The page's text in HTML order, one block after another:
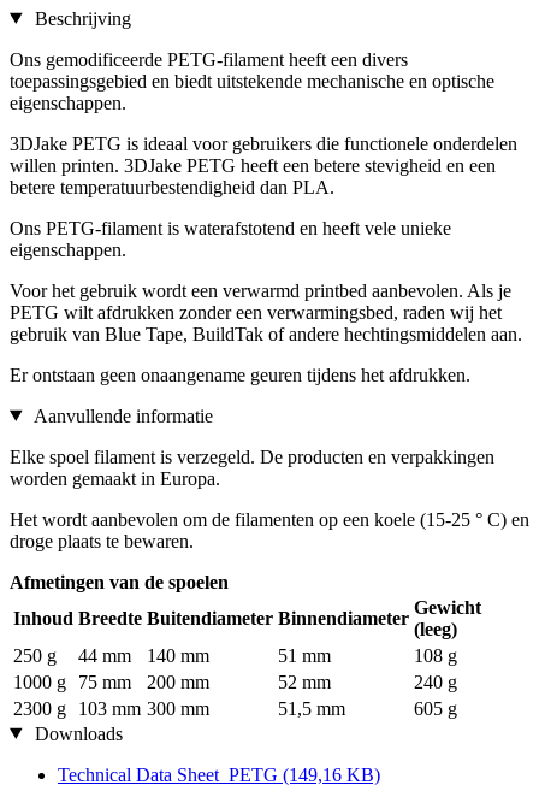
Beschrijving
Ons gemodificeerde PETG-filament heeft een divers
toepassingsgebied en biedt uitstekende mechanische en optische
eigenschappen.
3DJake PETG is ideaal voor gebruikers die functionele onderdelen
willen printen. 3DJake PETG heeft een betere stevigheid en een
betere temperatuurbestendigheid dan PLA.
Ons PETG-filament is waterafstotend en heeft vele unieke
eigenschappen.
Voor het gebruik wordt een verwarmd printbed aanbevolen. Als je
PETG wilt afdrukken zonder een verwarmingsbed, raden wij het
gebruik van Blue Tape, BuildTak of andere hechtingsmiddelen aan.
Er ontstaan geen onaangename geuren tijdens het afdrukken.
Aanvullende informatie
Elke spoel filament is verzegeld. De producten en verpakkingen
worden gemaakt in Europa.
Het wordt aanbevolen om de filamenten op een koele (15-25 ° C) en
droge plaats te bewaren.
Afmetingen van de spoelen
Inhoud Breedte Buitendiameter Binnendiameter
Gewicht
(leeg)
250 g
44 mm 140 mm 51 mm
108 g
1000 g
75 mm 200 mm 52 mm
240 g
2300 g
103 mm 300 mm 51,5 mm
605 g
Downloads
Technical Data Sheet_PETG (149,16 KB)